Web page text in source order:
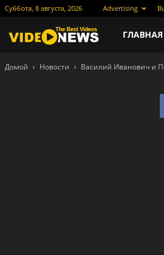
Суббота, 8 августа, 2026 Advertising
Новости
кино
ГЛАВНАЯ
Домой Новости Василий Иванович и